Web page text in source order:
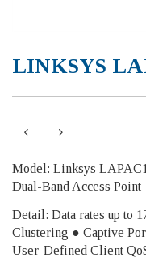
LINKSYS
Model: Linksys
Dual-Band Access Point
Detail: Data rates up to
Clustering ● Captive
User-Defined Client